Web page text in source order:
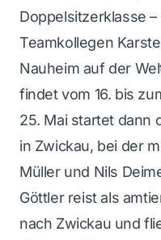
Doppelsitzerklasse
Teamkollegen
Nauheim auf der
findet vom 16. bis
25. Mai startet dann
in Zwickau, bei der
Müller und Nils
Göttler reist als
nach Zwickau und